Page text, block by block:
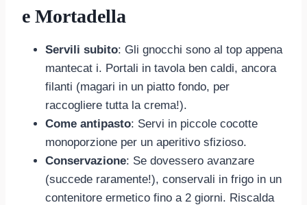
e Mortadella
Servili subito: Gli gnocchi sono al top appena
mantecat i. Portali in tavola ben caldi, ancora
filanti (magari in un piatto fondo, per
raccogliere tutta la crema!).
Come antipasto: Servi in piccole cocotte
monoporzione per un aperitivo sfizioso.
Conservazione: Se dovessero avanzare
(succede raramente!), conservali in frigo in un
contenitore ermetico fino a 2 giorni. Riscalda